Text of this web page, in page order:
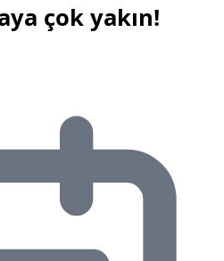
çok yakın!